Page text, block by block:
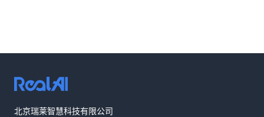
北京瑞莱智慧科技有限公司